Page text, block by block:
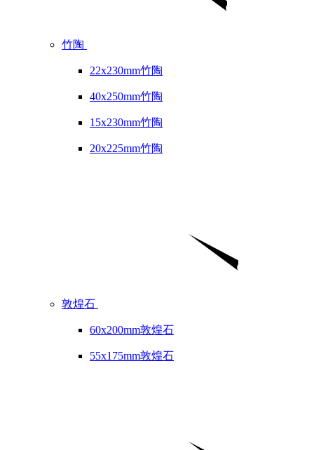
竹陶
22x230mm竹陶
40x250mm竹陶
15x230mm竹陶
20x225mm竹陶
敦煌石
60x200mm敦煌石
55x175mm敦煌石